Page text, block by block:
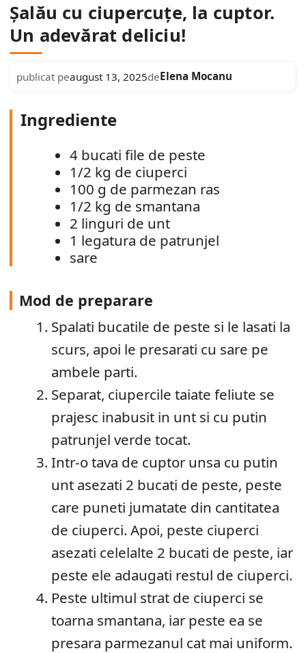
Șalău cu ciupercuțe, la cuptor.
Un adevărat deliciu!
publicat peaugust 13, 2025deElena Mocanu
Ingrediente
4 bucati file de peste
1/2 kg de ciuperci
100 g de parmezan ras
1/2 kg de smantana
2 linguri de unt
1 legatura de patrunjel
sare
Mod de preparare
Spalati bucatile de peste si le lasati la
scurs, apoi le presarati cu sare pe
ambele parti.
Separat, ciupercile taiate feliute se
prajesc inabusit in unt si cu putin
patrunjel verde tocat.
Intr-o tava de cuptor unsa cu putin
unt asezati 2 bucati de peste, peste
care puneti jumatate din cantitatea
de ciuperci. Apoi, peste ciuperci
asezati celelalte 2 bucati de peste, iar
peste ele adaugati restul de ciuperci.
Peste ultimul strat de ciuperci se
toarna smantana, iar peste ea se
presara parmezanul cat mai uniform.